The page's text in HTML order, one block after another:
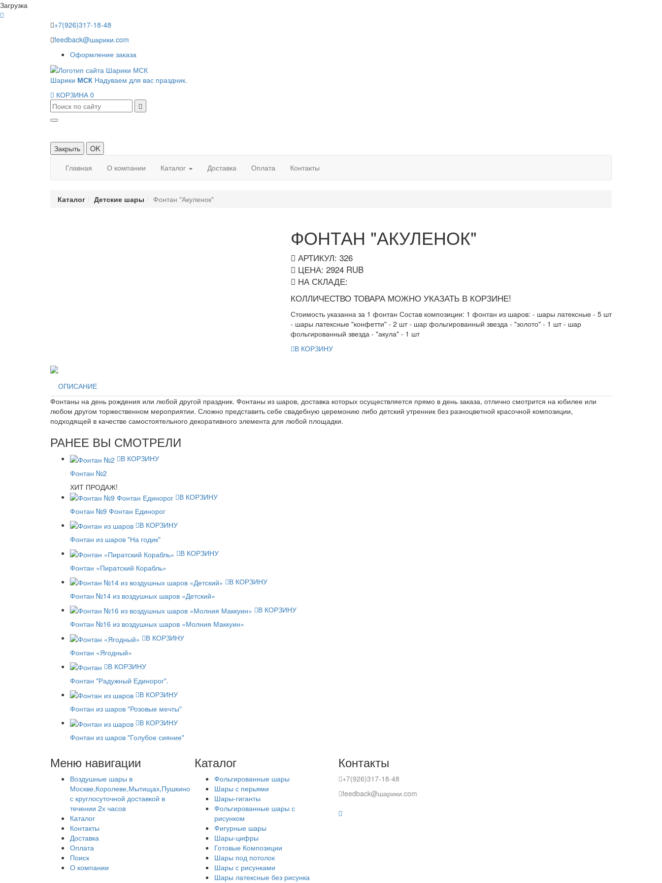
Загрузка
+7(926)317-18-48
feedback@шарики.com
Оформление заказа
Шарики МСК Надуваем для вас праздник.
КОРЗИНА 0
Закрыть
OK
Главная
О компании Каталог Доставка Оплата Контакты
Каталог Детские шары Фонтан "Акуленок"
ФОНТАН "АКУЛЕНОК"
АРТИКУЛ: 326
ЦЕНА: 2924 RUB
НА СКЛАДЕ:
КОЛЛИЧЕСТВО ТОВАРА МОЖНО УКАЗАТЬ В КОРЗИНЕ!
Стоимость указанна за 1 фонтан Состав композиции: 1 фонтан из шаров: - шары латексные - 5 шт
- шары латексные "конфетти" - 2 шт - шар фольгированный звезда - "золото" - 1 шт - шар
фольгированный звезда - "акула" - 1 шт
В КОРЗИНУ
ОПИСАНИЕ
Фонтаны на день рождения или любой другой праздник. Фонтаны из шаров, доставка которых осуществляется прямо в день заказа, отлично смотрится на юбилее или
любом другом торжественном мероприятии. Сложно представить себе свадебную церемонию либо детский утренник без разноцветной красочной композиции,
подходящей в качестве самостоятельного декоративного элемента для любой площадки.
РАНЕЕ ВЫ СМОТРЕЛИ
В КОРЗИНУ
Фонтан №2
ХИТ ПРОДАЖ!
В КОРЗИНУ
Фонтан №9 Фонтан Единорог
В КОРЗИНУ
Фонтан из шаров "На годик"
В КОРЗИНУ
Фонтан «Пиратский Корабль»
В КОРЗИНУ
Фонтан №14 из воздушных шаров «Детский»
В КОРЗИНУ
Фонтан №16 из воздушных шаров «Молния Маккуин»
В КОРЗИНУ
Фонтан «Ягодный»
В КОРЗИНУ
Фонтан "Радужный Единорог".
В КОРЗИНУ
Фонтан из шаров "Розовые мечты"
В КОРЗИНУ
Фонтан из шаров "Голубое сияние"
Меню навигации
Воздушные шары в
Москве,Королеве,Мытищах,Пушкино
с круглосуточной доставкой в
течении 2х часов
Каталог
Контакты
Доставка
Оплата
Поиск
О компании
Каталог
Фольгированные шары
Шары с перьями
Шары-гиганты
Фольгированные шары с
рисунком
Фигурные шары
Шары-цифры
Готовые Композиции
Шары под потолок
Шары с рисунками
Шары латексные без рисунка
Контакты
+7(926)317-18-48
feedback@шарики.com